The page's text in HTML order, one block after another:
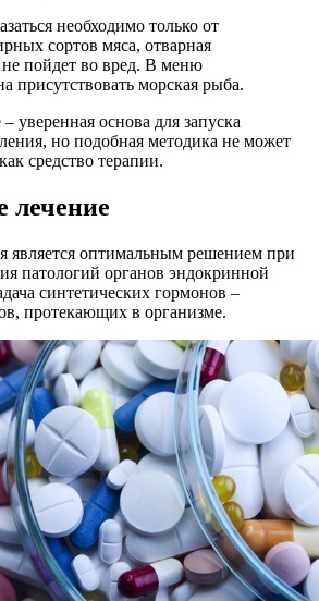
необходимо только от
сортов мяса, отварная
не пойдет во вред. В меню
присутствовать морская рыба.
уверенная основа для запуска
но подобная методика не может
средство терапии.
лечение
является оптимальным решением при
патологий органов эндокринной
синтетических гормонов –
протекающих в организме.